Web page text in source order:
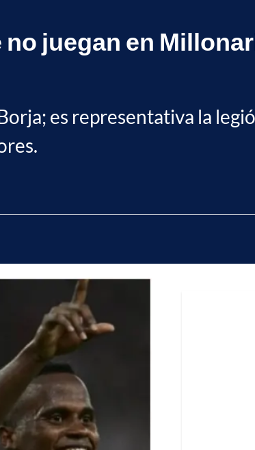
juegan en
es representativa la